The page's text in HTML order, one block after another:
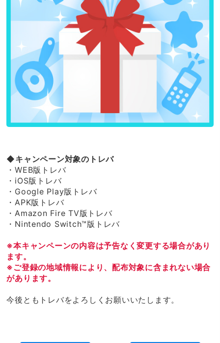
◆キャンペーン対象のトレバ
・WEB版トレバ
・iOS版トレバ
・Google Play版トレバ
・APK版トレバ
・Amazon Fire TV版トレバ
・Nintendo Switch™版トレバ
※本キャンペーンの内容は予告なく変更する場合があり
ます。
※ご登録の地域情報により、配布対象に含まれない場合
があります。
今後ともトレバをよろしくお願いいたします。